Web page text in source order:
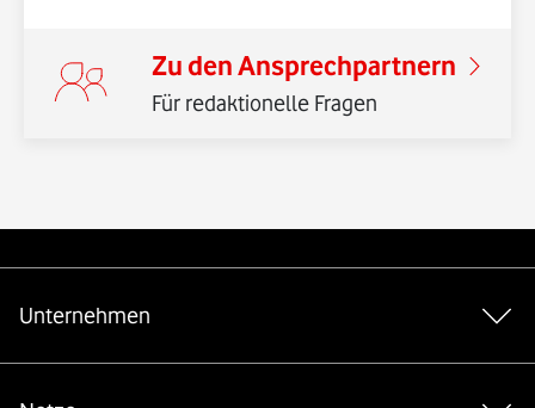
Zu den Ansprechpartnern
Für redaktionelle Fragen
Unternehmen